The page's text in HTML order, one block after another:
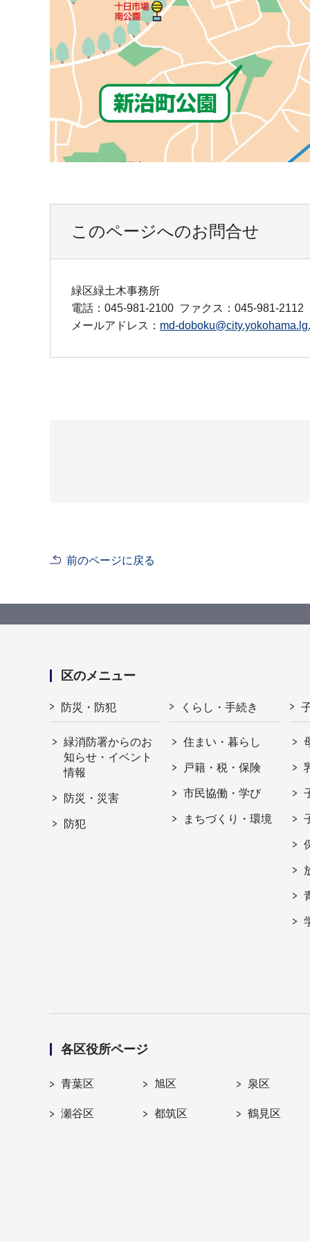
このページへのお問合せ
緑区緑土木事務所
電話：045-981-2100 ファクス：045-981-2112
メールアドレス： md-
前のページに戻る
区のメニュー
防災・防犯
緑消防署からのお
知らせ・イベント
情報
防災・災害
防犯
くらし・手続き
住まい・暮らし
戸籍・税・保険
市民協働・学び
まちづくり・環境
各区役所ページ
青葉区 旭区 泉区
瀬谷区 都筑区 鶴見区